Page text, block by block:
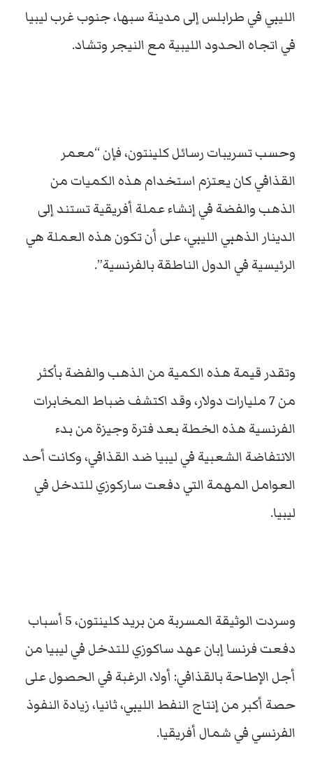
الليبي في طرابلس إلى مدينة سبها، جنوب غرب ليبيا
في اتجاه الحدود الليبية مع النيجر وتشاد.
وحسب تسريبات رسائل كلينتون، فإن “معمر
القذافي كان يعتزم استخدام هذه الكميات من
الذهب والفضة في إنشاء عملة أفريقية تستند إلى
الدينار الذهبي الليبي، على أن تكون هذه العملة هي
الرئيسية في الدول الناطقة بالفرنسية”.
وتقدر قيمة هذه الكمية من الذهب والفضة بأكثر
من 7 مليارات دولار، وقد اكتشف ضباط المخابرات
الفرنسية هذه الخطة بعد فترة وجيزة من بدء
الانتفاضة الشعبية في ليبيا ضد القذافي، وكانت أحد
العوامل المهمة التي دفعت ساركوزي للتدخل في
ليبيا.
وسردت الوثيقة المسربة من بريد كلينتون، 5 أسباب
دفعت فرنسا إبان عهد ساكوزي للتدخل في ليبيا من
أجل الإطاحة بالقذافي: أولا، الرغبة في الحصول على
حصة أكبر من إنتاج النفط الليبي، ثانيا، زيادة النفوذ
الفرنسي في شمال أفريقيا.